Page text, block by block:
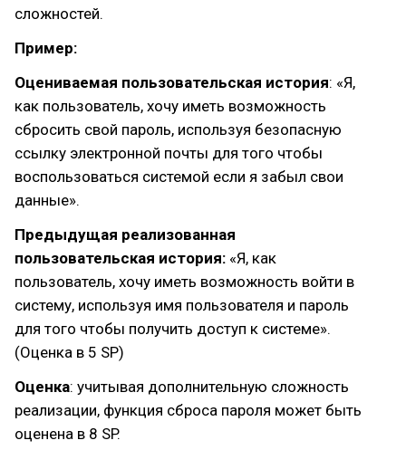
сложностей.
Пример:
Оцениваемая пользовательская история: «Я,
как пользователь, хочу иметь возможность
сбросить свой пароль, используя безопасную
ссылку электронной почты для того чтобы
воспользоваться системой если я забыл свои
данные».
Предыдущая реализованная
пользовательская история: «Я, как
пользователь, хочу иметь возможность войти в
систему, используя имя пользователя и пароль
для того чтобы получить доступ к системе».
(Оценка в 5 SP)
Оценка: учитывая дополнительную сложность
реализации, функция сброса пароля может быть
оценена в 8 SP.